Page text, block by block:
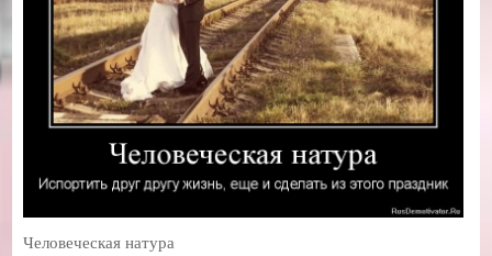
Человеческая натура